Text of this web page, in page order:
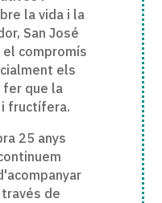
la vida i la
San José
el compromís
els
fer que la
fructífera.
25 anys
de